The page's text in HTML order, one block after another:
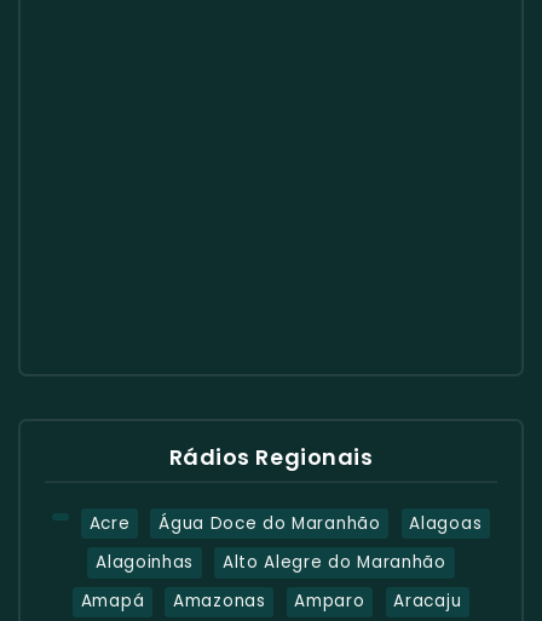
Rádios Regionais
Acre Água Doce do Maranhão
Alagoas
Alagoinhas
Alto Alegre do Maranhão
Amapá
Amazonas Amparo Aracaju